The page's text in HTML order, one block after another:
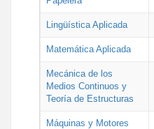
Lingüística Aplicada
Matemática Aplicada
Mecánica de los
Medios Continuos y
Teoría de Estructuras
Máquinas y Motores